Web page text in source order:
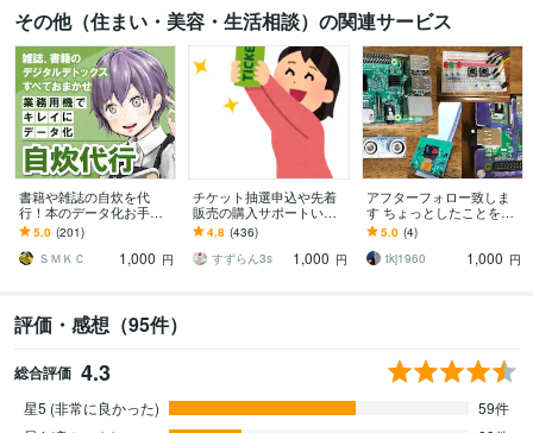
その他（住まい・美容・生活相談）の関連サービス
書籍や雑誌の自炊を代
行！本のデータ化お手伝
いします オプション無料
対応、業務用断裁機とス
キャナでプロの仕上がり
5.0 (201)
ＳＭＫＣ
1,000 円
チケット抽選申込や先着
販売の購入サポートいた
します 申込口数の必要な
方、チケ発が出来ない方
は是非ご連絡下さい。
4.8 (436)
すずらん3s
1,000 円
アフターフォロー致しま
す ちょっとしたことを気
軽に問い合わせ
5.0 (4)
tkj1960
1,000 円
評価・感想（95件）
総合評価 4.3
星5 (非常に良かった)
59件